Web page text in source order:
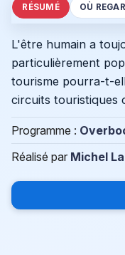
RÉSUMÉ OÙ
L'être humain a
particulièrement
tourisme pourra-t-
circuits touristiques
Programme :
Réalisé par Michel